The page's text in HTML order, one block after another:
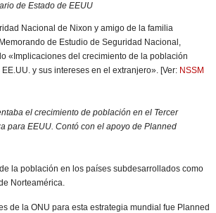
de Estado de EEUU
Nacional de Nixon y amigo de la familia
de Estudio de Seguridad Nacional,
«Implicaciones del crecimiento de la población
y sus intereses en el extranjero». [Ver: NSSM
el crecimiento de población en el Tercer
para EEUU. Contó con el apoyo de Planned
la población en los países subdesarrollados como
Norteamérica.
de la ONU para esta estrategia mundial fue Planned